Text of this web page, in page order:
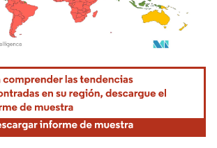
El uso requiere atribución según CC BY 4.0.